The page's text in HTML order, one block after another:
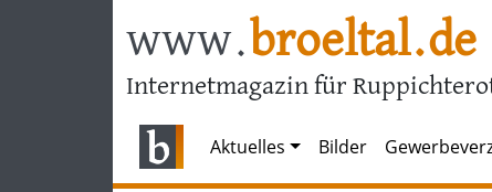
www.broeltal.de
Internetmagazin für
Aktuelles Bilder